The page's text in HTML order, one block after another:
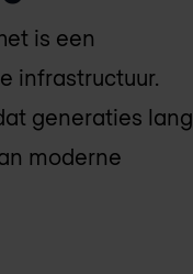
is een
infrastructuur.
generaties lang
moderne